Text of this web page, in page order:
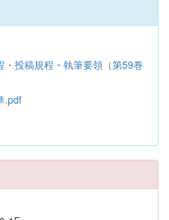
・投稿規程・執筆要領（第59巻
.pdf